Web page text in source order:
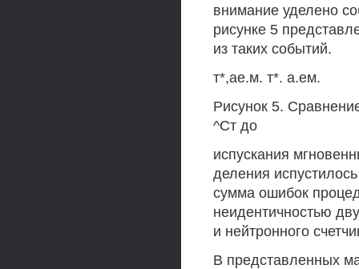
внимание уделено
рисунке 5
из таких событий.
т*,ае.м. т*. а.ем.
Рисунок 5.
^Ст до
испускания
деления
сумма ошибок
неидентичностью
и нейтронного
В представленных